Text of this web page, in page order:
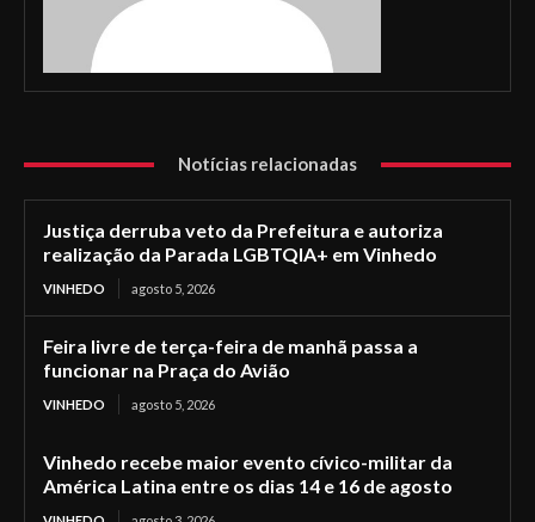
Notícias relacionadas
Justiça derruba veto da Prefeitura e autoriza
realização da Parada LGBTQIA+ em Vinhedo
VINHEDO agosto 5, 2026
Feira livre de terça-feira de manhã passa a
funcionar na Praça do Avião
VINHEDO agosto 5, 2026
Vinhedo recebe maior evento cívico-militar da
América Latina entre os dias 14 e 16 de agosto